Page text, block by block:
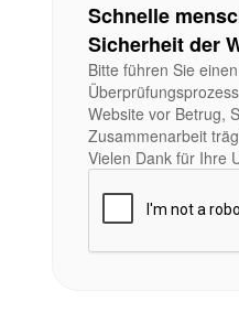
Schnelle
Sicherheit der
Bitte führen Sie
Website vor Betrug,
Zusammenarbeit
Vielen Dank für Ihre